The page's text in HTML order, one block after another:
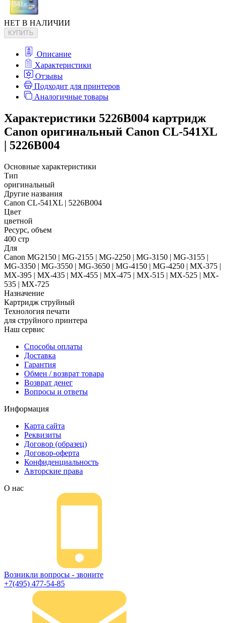
НЕТ В НАЛИЧИИ
КУПИТЬ
Описание
Характеристики
Отзывы
Подходит для принтеров
Аналогичные товары
Характеристики 5226B004 картридж
Canon оригинальный Canon CL-541XL
| 5226B004
Основные характеристики
Тип
оригинальный
Другие названия
Canon CL-541XL | 5226B004
Цвет
цветной
Ресурс, объем
400 стр
Для
Canon MG2150 | MG-2155 | MG-2250 | MG-3150 | MG-3155 |
MG-3350 | MG-3550 | MG-3650 | MG-4150 | MG-4250 | MX-375 |
MX-395 | MX-435 | MX-455 | MX-475 | MX-515 | MX-525 | MX-
535 | MX-725
Назначение
Картридж струйный
Технология печати
для струйного принтера
Наш сервис
Способы оплаты
Доставка
Гарантия
Обмен / возврат товара
Возврат денег
Вопросы и ответы
Информация
Карта сайта
Реквизиты
Договор (образец)
Договор-оферта
Конфиденциальность
Авторские права
О нас
Возникли вопросы - звоните
+7(495) 477-54-85